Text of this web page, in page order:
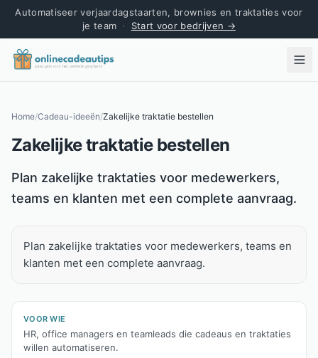
Automatiseer verjaardagstaarten, brownies en traktaties voor
je team · Start voor bedrijven →
Home/Cadeau-ideeën/Zakelijke traktatie bestellen
Zakelijke traktatie bestellen
Kort antwoord
Plan zakelijke traktaties voor medewerkers,
teams en klanten met een complete aanvraag.
Plan zakelijke traktaties voor medewerkers, teams en
klanten met een complete aanvraag.
VOOR WIE
HR, office managers en teamleads die cadeaus en traktaties
willen automatiseren.